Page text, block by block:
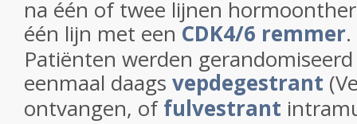
na één of twee lijnen
één lijn met een CDK4/6 remmer.
Patiënten werden
eenmaal daags vepdegestrant
ontvangen, offulvestrant